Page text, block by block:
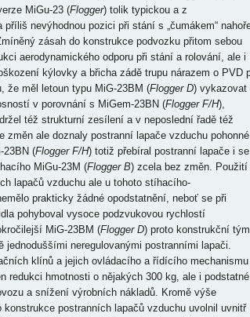
MiGu-23 (Flogger) tolik typickou a z
příliš nevýhodnou pozici při stání s „čumákem“
zásah do konstrukce podvozku přitom sebou
aerodynamického odporu při stání a rolování, ale i
kýlovky a břicha zádě trupu nárazem o PVD
že měl letoun typu MiG-23BM (Flogger D) vykazovat
v porovnání s MiGem-23BN (Flogger F/H),
též strukturní zesílení a v neposlední řadě též
změn ale doznaly postranní lapače vzduchu pohonné
23BN (Flogger F/H) totiž přebíral postranní lapače i se
MiGu-23M (Flogger B) zcela bez změn. Použití
lapačů vzduchu ale u tohoto stíhacího-
prakticky žádné opodstatnění, neboť se při
pohyboval vysoce podzvukovou rychlostí
MiG-23BM (Flogger D) proto konstrukční tým
jednoduššími neregulovanými postranními lapači.
klínů a jejich ovládacího a řídícího mechanismu
redukci hmotnosti o nějakých 300 kg, ale i podstatné
a snížení výrobních nákladů. Kromě výše
konstrukce postranních lapačů vzduchu uvolnil uvnitř